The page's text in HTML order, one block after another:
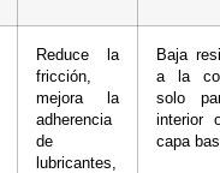
Reduce la
fricción,
mejora la
adherencia
de
lubricantes,
Baja
a la
solo
interior
capa